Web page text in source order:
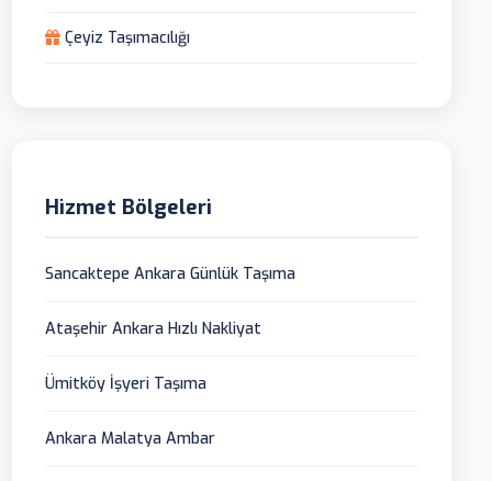
Çeyiz Taşımacılığı
Hizmet Bölgeleri
Sancaktepe Ankara Günlük Taşıma
Ataşehir Ankara Hızlı Nakliyat
Ümitköy İşyeri Taşıma
Ankara Malatya Ambar